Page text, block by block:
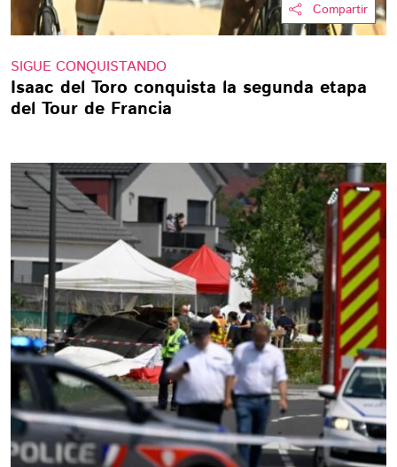
Compartir
SIGUE CONQUISTANDO
Isaac del Toro conquista la segunda etapa
del Tour de Francia